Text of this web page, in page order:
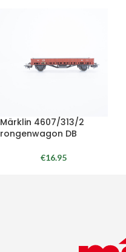
Märklin 4607/313/2
rongenwagon DB
€16.95